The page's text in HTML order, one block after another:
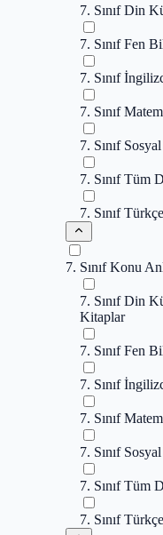
7. Sınıf Din
7. Sınıf Fen
7. Sınıf
7. Sınıf
7. Sınıf
7. Sınıf Tüm
7. Sınıf
7. Sınıf Konu
7. Sınıf Din
Kitaplar
7. Sınıf Fen
7. Sınıf
7. Sınıf
7. Sınıf
7. Sınıf Tüm
7. Sınıf